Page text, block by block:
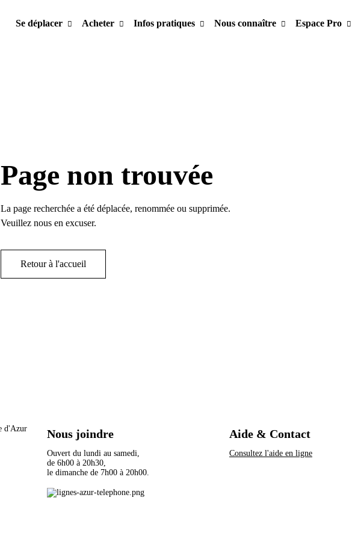
Se déplacer Acheter Infos pratiques Nous connaître Espace Pro
Page non trouvée
La page recherchée a été déplacée, renommée ou supprimée.
Veuillez nous en excuser.
Retour à l'accueil
Nous joindre
Ouvert du lundi au samedi,
de 6h00 à 20h30,
le dimanche de 7h00 à 20h00.
Aide & Contact
Consultez l'aide en ligne